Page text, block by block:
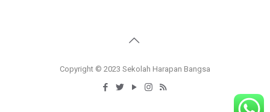
Copyright © 2023 Sekolah Harapan Bangsa